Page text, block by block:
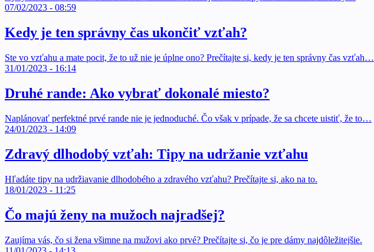
07/02/2023 - 08:59
Kedy je ten správny čas ukončiť vzťah?
Ste vo vzťahu a mate pocit, že to už nie je úplne ono? Prečítajte si, kedy je ten správny čas vzťah…
31/01/2023 - 16:14
Druhé rande: Ako vybrať dokonalé miesto?
Naplánovať perfektné prvé rande nie je jednoduché. Čo však v prípade, že sa chcete uistiť, že to…
24/01/2023 - 14:09
Zdravý dlhodobý vzťah: Tipy na udržanie vzťahu
Hľadáte tipy na udržiavanie dlhodobého a zdravého vzťahu? Prečítajte si, ako na to.
18/01/2023 - 11:25
Čo majú ženy na mužoch najradšej?
Zaujíma vás, čo si žena všimne na mužovi ako prvé? Prečítajte si, čo je pre dámy najdôležitejšie.